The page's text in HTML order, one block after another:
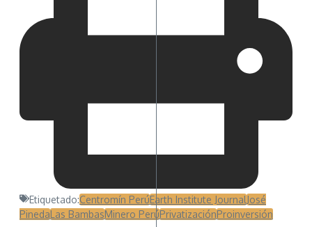
Etiquetado:Centromín PerúEarth Institute JournalJosé
PinedaLas BambasMinero PerúPrivatizaciónProinversión